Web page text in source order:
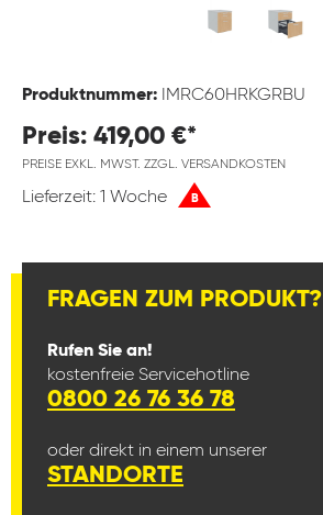
Produktnummer: IMRC60HRKGRBU
Preis: 419,00 €*
PREISE EXKL. MWST. ZZGL. VERSANDKOSTEN
Lieferzeit: 1 Woche B
FRAGEN ZUM PRODUKT?
Rufen Sie an!
kostenfreie Servicehotline
0800 26 76 36 78
oder direkt in einem unserer
STANDORTE